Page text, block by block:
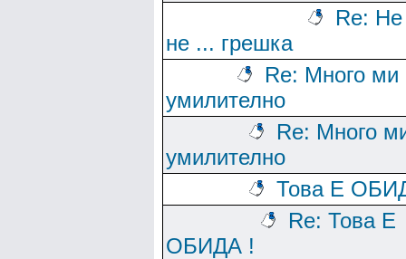
Re:
не ... грешка
Re: Много ми
умилително
Re: Много
умилително
Това Е
Re: Това Е
ОБИДА !